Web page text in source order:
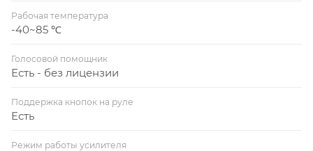
Рабочая температура
-40~85 ℃
Голосовой помощник
Есть - без лицензии
Поддержка кнопок на руле
Есть
Режим работы усилителя